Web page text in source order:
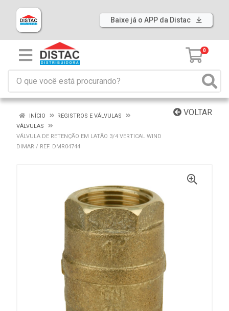
Baixe já o APP da Distac
0
VOLTAR
INÍCIO
REGISTROS E VÁLVULAS
VÁLVULAS
VÁLVULA DE RETENÇÃO EM LATÃO 3/4 VERTICAL WIND
DIMAR / REF. DMR04744